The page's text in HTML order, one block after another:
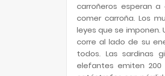
carroñeros esperan
comer carroña. Los
leyes que se imponen.
corre al lado de su
todos. Las sardinas
elefantes emiten